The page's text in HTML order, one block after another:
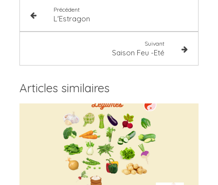
Précédent
L'Estragon
Suivant
Saison Feu -Eté
Articles similaires